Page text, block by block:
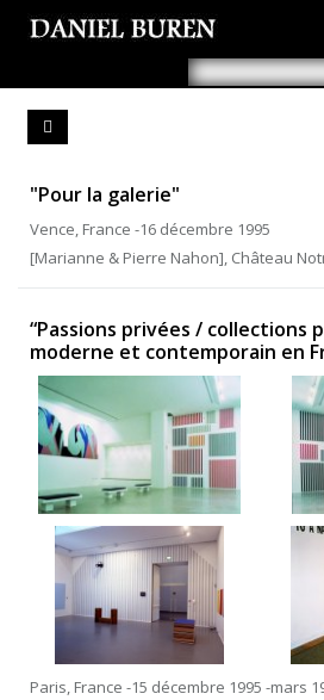
"Pour la galerie"
Vence, France -16 décembre 1995
[Marianne & Pierre Nahon], Château
“Passions privées / collections
moderne et contemporain en
Paris, France -15 décembre 1995 -mars